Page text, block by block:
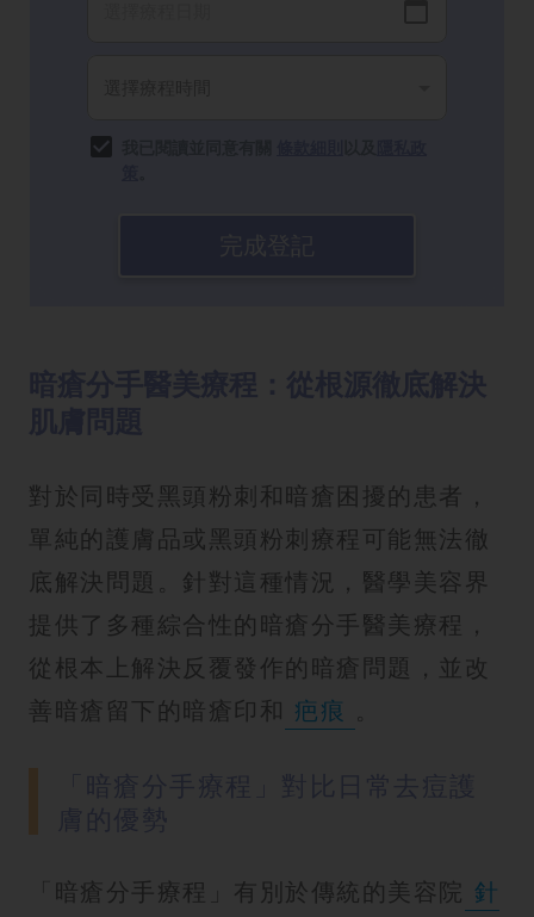
對於同時受黑頭粉刺和暗瘡困擾的患者，
單純的護膚品或黑頭粉刺療程可能無法徹
底解決問題。針對這種情況，醫學美容界
提供了多種綜合性的暗瘡分手醫美療程，
從根本上解決反覆發作的暗瘡問題，並改
善暗瘡留下的暗瘡印和 疤痕
「暗瘡分手療程」有別於傳統的美容院 針